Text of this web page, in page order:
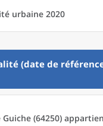
urbaine 2020
(date de
Guiche (64250)